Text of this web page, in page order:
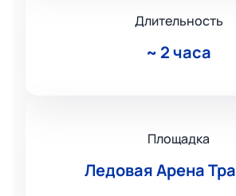
Длительность
~ 2 часа
Площадка
Ледовая Арена